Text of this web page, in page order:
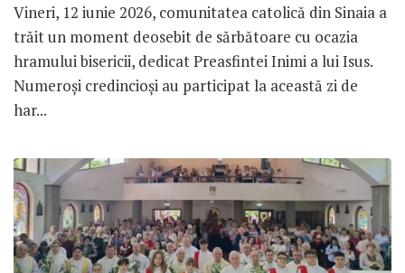
Vineri, 12 iunie 2026, comunitatea catolică din Sinaia a
trăit un moment deosebit de sărbătoare cu ocazia
hramului bisericii, dedicat Preasfintei Inimi a lui Isus.
Numeroși credincioși au participat la această zi de
har...